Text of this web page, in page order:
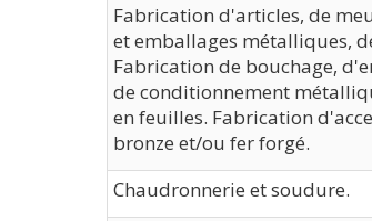
Fabrication d'articles, de
et emballages métalliques,
Fabrication de bouchage,
de conditionnement
en feuilles. Fabrication
bronze et/ou fer forgé.
Chaudronnerie et soudure.